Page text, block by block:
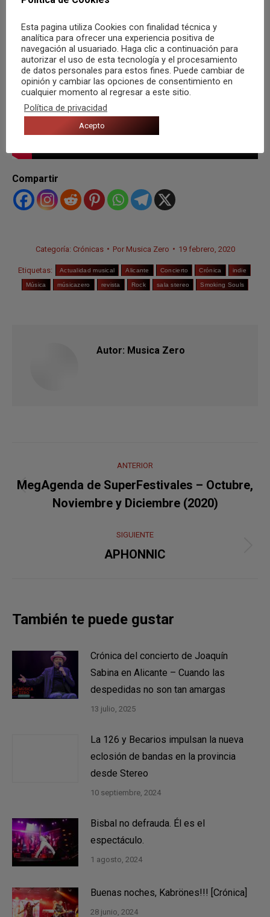
Compartir
Categoría: Crónicas Por Musica Zero 19 febrero, 2020
Etiquetas: Actualidad musical Alicante Concierto Crónica indie
Música músicazero revista Rock sala stereo Smoking Souls
Autor: Musica Zero
entre
publicaciones
ANTERIOR
Publicación
anterior:
MegAgenda de SuperFestivales – Octubre,
Noviembre y Diciembre (2020)
SIGUIENTE
Publicación
APHONNIC
También te puede gustar
Crónica del concierto de Joaquín
Sabina en Alicante – Cuando las
despedidas no son tan amargas
13 julio, 2025
La 126 y Becarios impulsan la nueva
eclosión de bandas en la provincia
desde Stereo
10 septiembre, 2024
Bisbal no defrauda. Él es el
espectáculo.
1 agosto, 2024
Buenas noches, Kabrönes!!! [Crónica]
28 junio, 2024
Esta pagina utiliza Cookies con finalidad técnica y
analítica para ofrecer una experiencia positiva de
navegación al usuariado. Haga clic a continuación para
autorizar el uso de esta tecnología y el procesamiento
de datos personales para estos fines. Puede cambiar de
opinión y cambiar las opciones de consentimiento en
cualquier momento al regresar a este sitio.
Política de privacidad
Acepto